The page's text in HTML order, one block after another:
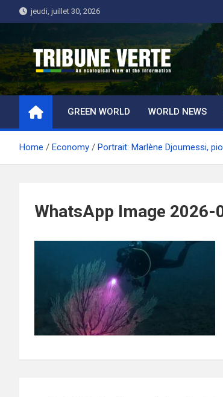
to
jeudi, juillet 30, 2026
Tribune Verte
Un regard écologique de l'information
GREEN WORLD WORLD NEWS
Home Economy Portrait: Marlène Djoumessi,
WhatsApp Image 2026-